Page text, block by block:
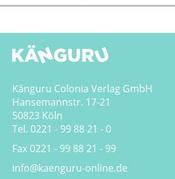
Känguru Colonia Verlag GmbH
Hansemannstr. 17-21
50823 Köln
Tel. 0221 - 99 88 21 - 0
Fax 0221 - 99 88 21 - 99
info@kaenguru-online.de